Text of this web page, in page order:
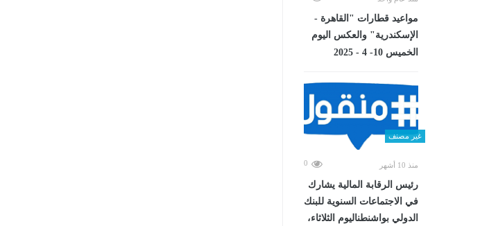
مواعيد قطارات "القاهرة -
الإسكندرية" والعكس اليوم
الخميس 10- 4 - 2025
غير مصنف
منذ 10 أشهر 0
رئيس الرقابة المالية يشارك
في الاجتماعات السنوية للبنك
الدولي بواشنطناليوم الثلاثاء،